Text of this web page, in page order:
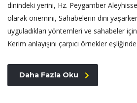
dinindeki yerini, Hz. Peygamber
olarak önemini, Sahabelerin dini
uyguladıkları yöntemleri ve sahabeler
Kerim anlayışını çarpıcı örnekler
Daha Fazla Oku